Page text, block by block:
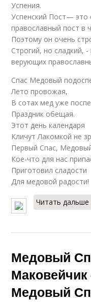
Успения.
Успенский Пост— это
православный пост в
Поэтому он очень
Строгий, но сладкий,
верующих
Спас Медовый
Лето провожая,
В сотах мед уже
Праздник обещая.
Этот день календаря
Кличут Лакомкой не
Первый Спас,
Кое-что для нас
Приготовил сладости
Для медовой радости!
Читать
Медовый
Маковейчик
Медовый